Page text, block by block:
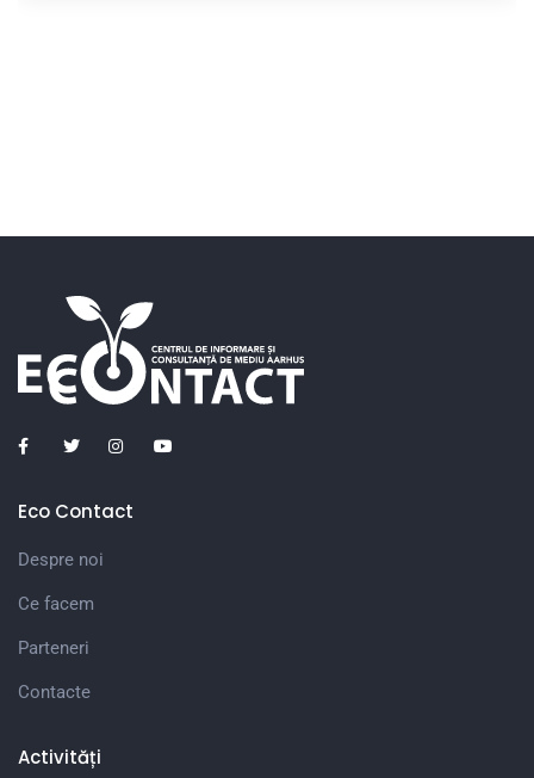
Eco Contact
Despre noi
Ce facem
Parteneri
Contacte
Activități